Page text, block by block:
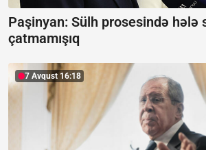
Paşinyan: Sülh prosesində hələ
çatmamışıq
7 Avqust 16:18